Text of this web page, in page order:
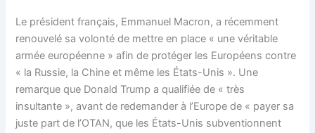
Le président français, Emmanuel Macron, a récemment
renouvelé sa volonté de mettre en place « une véritable
armée européenne » afin de protéger les Européens contre
« la Russie, la Chine et même les États-Unis ». Une
remarque que Donald Trump a qualifiée de « très
insultante », avant de redemander à l’Europe de « payer sa
juste part de l’OTAN, que les États-Unis subventionnent